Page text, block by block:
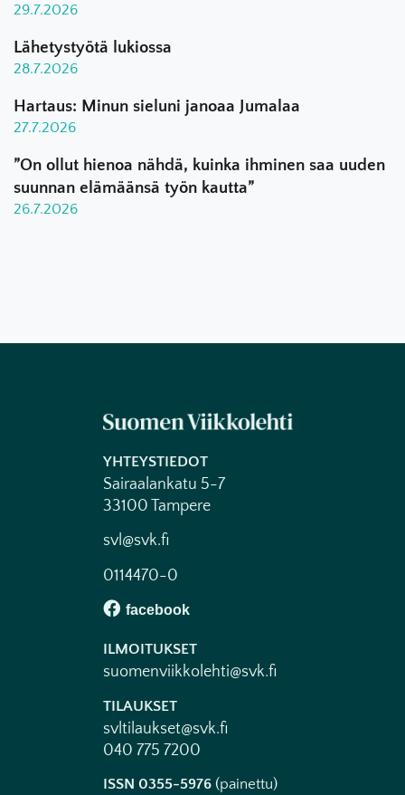
29.7.2026
Lähetystyötä lukiossa
28.7.2026
Hartaus: Minun sieluni janoaa Jumalaa
27.7.2026
”On ollut hienoa nähdä, kuinka ihminen saa uuden
suunnan elämäänsä työn kautta”
26.7.2026
YHTEYSTIEDOT
Sairaalankatu 5-7
33100 Tampere
svl@svk.fi
0114470-0
ILMOITUKSET
suomenviikkolehti@svk.fi
TILAUKSET
svltilaukset@svk.fi
040 775 7200
ISSN 0355-5976 (painettu)